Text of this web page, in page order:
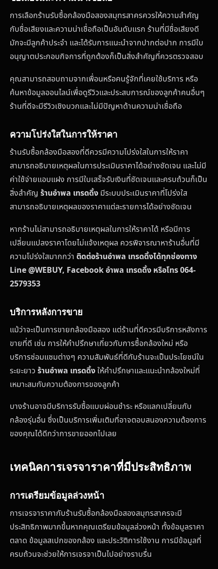
การเลือกร้านรับซื้อกล้องมือสองสมุทรสาครควรให้ความสำคัญ
กับชื่อเสียงและความน่าเชื่อถือเป็นอันดับแรก ร้านที่มีชื่อเสียงดี
มักจะมีลูกค้าประจำ และได้รับการแนะนำจากปากต่อปาก การมีใบ
อนุญาตประกอบกิจการที่ถูกต้องก็เป็นสิ่งสำคัญที่ควรตรวจสอบ
คุณสามารถสอบถามจากเพื่อนหรือคนรู้จักที่เคยใช้บริการ หรือ
ค้นหาข้อมูลออนไลน์เพื่อดูรีวิวและประสบการณ์ของลูกค้าคนอื่นๆ
ร้านที่ดีจะมีรีวิวเชิงบวกและไม่มีปัญหาด้านความน่าเชื่อถือ
ความโปร่งใสในการให้ราคา
ร้านรับซื้อกล้องมือสองที่ดีควรมีความโปร่งใสในการให้ราคา
สามารถอธิบายเหตุผลในการประเมินราคาได้อย่างชัดเจน และไม่มี
ค่าใช้จ่ายแอบแฝง การมีใบเสร็จรับเงินที่ชัดเจนและครบถ้วนก็เป็น
สิ่งสำคัญ ร้านอำพล เทรดดิ้ง มีระบบประเมินราคาที่โปร่งใส
สามารถอธิบายเหตุผลของราคาแต่ละรายการได้อย่างชัดเจน
หากร้านไม่สามารถอธิบายเหตุผลในการให้ราคาได้ หรือมีการ
เปลี่ยนแปลงราคาโดยไม่แจ้งเหตุผล ควรพิจารณาหาร้านอื่นที่มี
ความโปร่งใสมากกว่า ติดต่อร้านอำพล เทรดดิ้งได้ทุกช่องทาง
Line @WEBUY, Facebook อำพล เทรดดิ้ง หรือโทร 064-
2579353
บริการหลังการขาย
แม้ว่าจะเป็นการขายกล้องมือสอง แต่ร้านที่ดีควรมีบริการหลังการ
ขายที่ดี เช่น การให้คำปรึกษาเกี่ยวกับการซื้อกล้องใหม่ หรือ
บริการซ่อมแซมต่างๆ ความสัมพันธ์ที่ดีกับร้านจะเป็นประโยชน์ใน
ระยะยาว ร้านอำพล เทรดดิ้งให้คำปรึกษาและแนะนำกล้องใหม่ที่
เหมาะสมกับความต้องการของลูกค้า
บางร้านอาจมีบริการรับซื้อแบบผ่อนชำระ หรือแลกเปลี่ยนกับ
กล้องรุ่นอื่น ซึ่งเป็นบริการเพิ่มเติมที่อาจตอบสนองความต้องการ
ของคุณได้ดีกว่าการขายออกไปเลย
เทคนิคการเจรจาราคาที่มีประสิทธิภาพ
การเตรียมข้อมูลล่วงหน้า
การเจรจาราคากับร้านรับซื้อกล้องมือสองสมุทรสาครจะมี
ประสิทธิภาพมากขึ้นหากคุณเตรียมข้อมูลล่วงหน้า ทั้งข้อมูลราคา
ตลาด ข้อมูลสเปกของกล้อง และประวัติการใช้งาน การมีข้อมูลที่
ครบถ้วนจะช่วยให้การเจรจาเป็นไปอย่างราบรื่น